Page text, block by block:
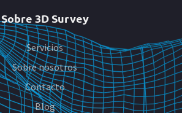
Sobre 3D Survey
Servicios
Sobre nosotros
Contacto
Blog